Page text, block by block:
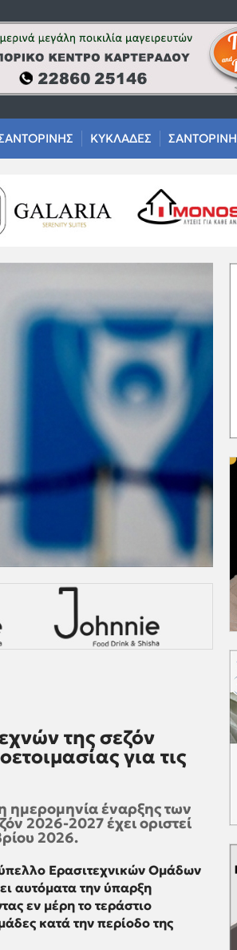
ΚΥΚΛΑΔΕΣ ΣΑΝΤΟΡΙΝΗ
της σεζόν
για τις
ημερομηνία έναρξης των
2026-2027 έχει οριστεί
2026.
Ερασιτεχνικών Ομάδων
αυτόματα την ύπαρξη
εν μέρη το τεράστιο
κατά την περίοδο της